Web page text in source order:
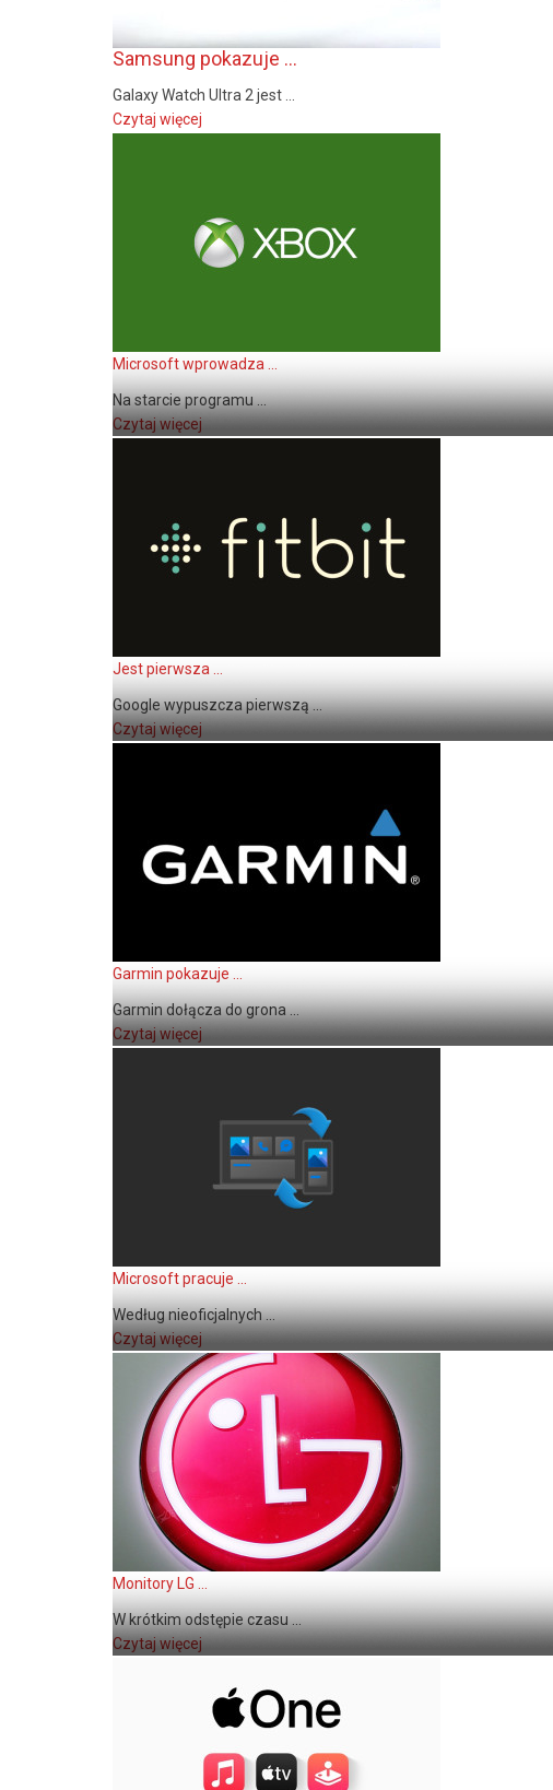
Samsung pokazuje ...
Galaxy Watch Ultra 2 jest ...
Czytaj więcej
Microsoft wprowadza ...
Na starcie programu ...
Czytaj więcej
Jest pierwsza ...
Google wypuszcza pierwszą ...
Czytaj więcej
Garmin pokazuje ...
Garmin dołącza do grona ...
Czytaj więcej
Microsoft pracuje ...
Według nieoficjalnych ...
Czytaj więcej
Monitory LG ...
W krótkim odstępie czasu ...
Czytaj więcej